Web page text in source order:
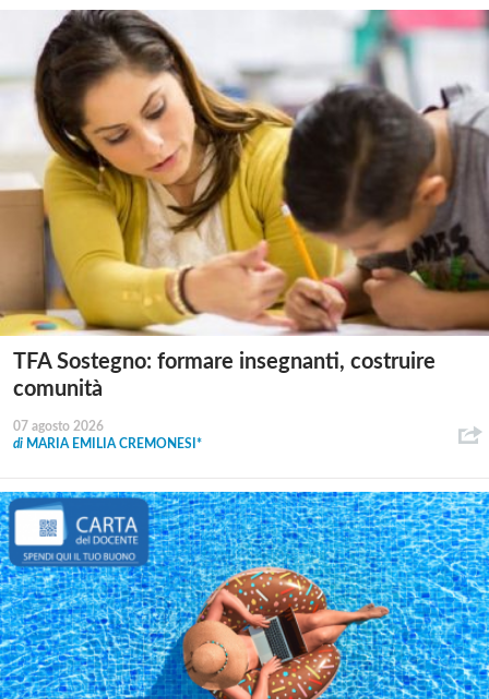
TFA Sostegno: formare insegnanti, costruire
comunità
07 agosto 2026
di MARIA EMILIA CREMONESI*